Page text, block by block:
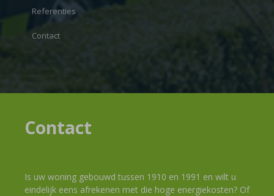
Referenties
Contact
Contact
Is uw woning gebouwd tussen 1910 en 1991 en wilt u
eindelijk eens afrekenen met die hoge energiekosten? Of